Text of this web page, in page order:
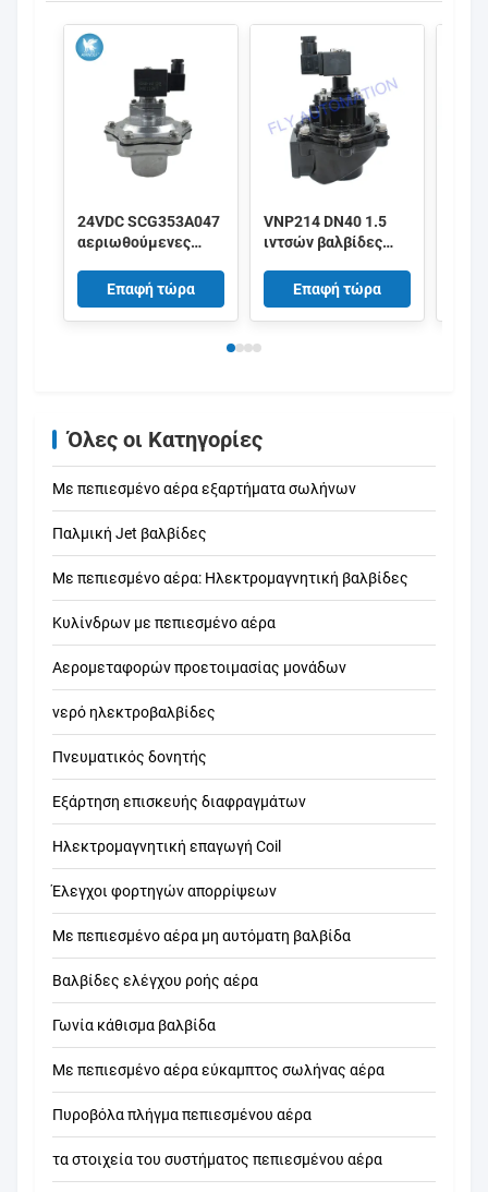
24VDC SCG353A047
αεριωθούμενες
1,5 ιντσών
Επαφή τώρα
VNP214 DN40 1.5
ιντσών βαλβίδες
220/50 Αλουμινίου
παλμός
Επαφή τώρα
Όλες οι Κατηγορίες
Με πεπιεσμένο αέρα εξαρτήματα σωλήνων
Παλμική Jet βαλβίδες
Με πεπιεσμένο αέρα: Ηλεκτρομαγνητική βαλβίδες
Κυλίνδρων με πεπιεσμένο αέρα
Αερομεταφορών προετοιμασίας μονάδων
νερό ηλεκτροβαλβίδες
Πνευματικός δονητής
Εξάρτηση επισκευής διαφραγμάτων
Ηλεκτρομαγνητική επαγωγή Coil
Έλεγχοι φορτηγών απορρίψεων
Με πεπιεσμένο αέρα μη αυτόματη βαλβίδα
Βαλβίδες ελέγχου ροής αέρα
Γωνία κάθισμα βαλβίδα
Με πεπιεσμένο αέρα εύκαμπτος σωλήνας αέρα
Πυροβόλα πλήγμα πεπιεσμένου αέρα
τα στοιχεία του συστήματος πεπιεσμένου αέρα